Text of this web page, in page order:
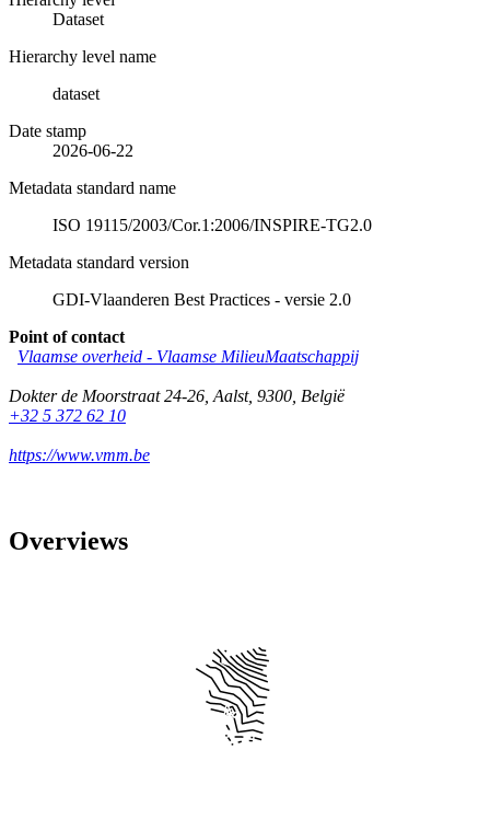
Dataset
Hierarchy level name
dataset
Date stamp
2026-06-22
Metadata standard name
ISO 19115/2003/Cor.1:2006/INSPIRE-TG2.0
Metadata standard version
GDI-Vlaanderen Best Practices - versie 2.0
Point of contact
Vlaamse overheid - Vlaamse MilieuMaatschappij
Dokter de Moorstraat 24-26 Aalst, 9300 België
+32 5 372 62 10
https://www.vmm.be
Overviews